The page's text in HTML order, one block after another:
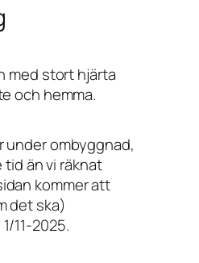
med stort hjärta
och hemma.
under ombyggnad,
än vi räknat
kommer att
det ska)
11-2025.